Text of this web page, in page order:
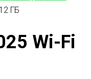
ГБ
Wi-Fi